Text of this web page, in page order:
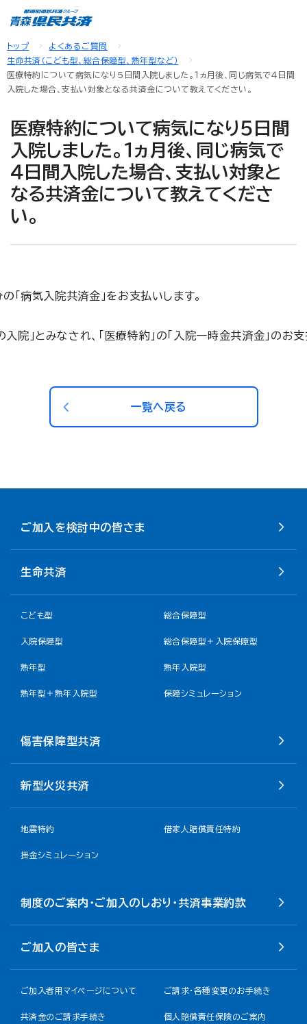
トップ
よくあるご質問
生命共済（こども型、総合保障型、熟年型など）
医療特約について病気になり５日間入院しました。１ヵ月後、同じ病気で４日間
入院した場合、支払い対象となる共済金について教えてください。
医療特約について病気になり５日間
入院しました。１ヵ月後、同じ病気で
４日間入院した場合、支払い対象と
なる共済金について教えてくださ
い。
「病気入院共済金」をお支払いします。
」とみなされ、「医療特約」の「入院一時金共済金」のお
一覧へ戻る
ご加入を検討中の皆さま
生命共済
こども型 総合保障型
入院保障型 総合保障型＋入院保障型
熟年型 熟年入院型
熟年型＋熟年入院型 保障シミュレーション
傷害保障型共済
新型火災共済
地震特約 借家人賠償責任特約
掛金シミュレーション
制度のご案内・ご加入のしおり・共済事業約款
ご加入の皆さま
ご加入者用マイページについて ご請求・各種変更のお手続き
共済金のご請求手続き 個人賠償責任保険のご案内